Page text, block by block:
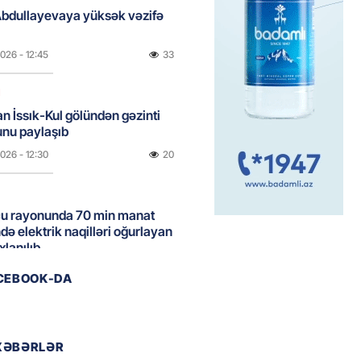
yüksək vəzifə
- 12:45 33
İssık-Kul gölündən gəzinti
paylaşıb
- 12:30 20
rayonunda 70 min manat
elektrik naqilləri oğurlayan
imtina etdi
DA